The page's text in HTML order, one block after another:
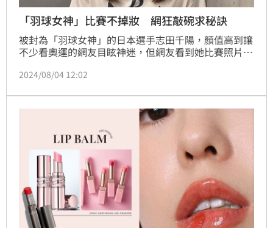
「羽球女神」比賽不掉妝 網狂敲碗求秘訣
被封為「羽球女神」的日本選手志田千陽，顏值高到讓
不少看奧運的網友目眩神迷，但網友看到她比賽照片
是用什麼品牌。」「看她打球真的是享受， 超級美又
紅美到我眼睛離不開！」
2024/08/04 12:02